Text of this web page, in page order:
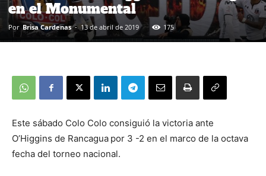
en el Monumental
Por Brisa Cardenas - 13 de abril de 2019 175
Este sábado Colo Colo consiguió la victoria ante
O’Higgins de Rancagua por 3 -2 en el marco de la octava
fecha del torneo nacional.